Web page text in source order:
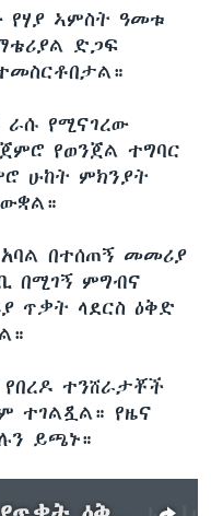
ኣምስት ዓመቱ
ድጋፍ
ራሱ የሚናገረው
የወንጀል ተግባር
ሁከት ምክንያት
በተሰጠኝ መመሪያ
በሚገኝ ምግብና
ጥቃት ላደርስ ዕቅድ
ተንሸራታቾች
ተገልጿል። የዜና
ይጫኑ።